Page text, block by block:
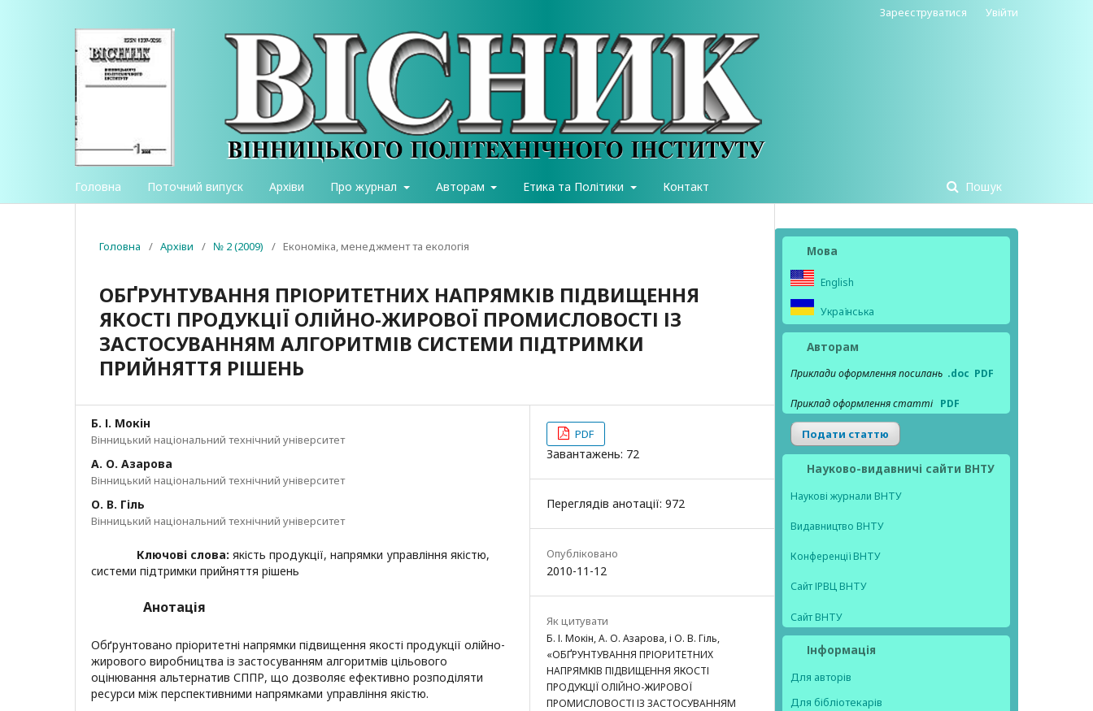
Головна Поточний випуск Архіви Про журнал Авторам Етика та Політики Контакт Пошук
Зареєструватися Увійти
Головна / Архіви / № 2 (2009) / Економіка, менеджмент та екологія
ОБҐРУНТУВАННЯ ПРІОРИТЕТНИХ НАПРЯМКІВ ПІДВИЩЕННЯ
ЯКОСТІ ПРОДУКЦІЇ ОЛІЙНО-ЖИРОВОЇ ПРОМИСЛОВОСТІ ІЗ
ЗАСТОСУВАННЯМ АЛГОРИТМІВ СИСТЕМИ ПІДТРИМКИ
ПРИЙНЯТТЯ РІШЕНЬ
Б. І. Мокін
Вінницький національний технічний університет
А. О. Азарова
Вінницький національний технічний університет
О. В. Гіль
Вінницький національний технічний університет
Ключові слова: якість продукції, напрямки управління якістю,
системи підтримки прийняття рішень
Анотація
Обґрунтовано пріоритетні напрямки підвищення якості продукції олійно-
жирового виробництва із застосуванням алгоритмів цільового
оцінювання альтернатив СППР, що дозволяє ефективно розподіляти
ресурси між перспективними напрямками управління якістю.
PDF
Завантажень: 72
Переглядів анотації: 972
Опубліковано
2010-11-12
Як цитувати
Б. І. Мокін, А. О. Азарова, і О. В. Гіль,
«ОБҐРУНТУВАННЯ ПРІОРИТЕТНИХ
НАПРЯМКІВ ПІДВИЩЕННЯ ЯКОСТІ
ПРОДУКЦІЇ ОЛІЙНО-ЖИРОВОЇ
ПРОМИСЛОВОСТІ ІЗ ЗАСТОСУВАННЯМ
Мова
English
Українська
Авторам
Приклади оформлення посилань .doc PDF
Приклад оформлення статті PDF
Подати статтю
Науково-видавничі сайти ВНТУ
Наукові журнали ВНТУ
Видавництво ВНТУ
Конференції ВНТУ
Сайт ІРВЦ ВНТУ
Сайт ВНТУ
Інформація
Для авторів
Для бібліотекарів